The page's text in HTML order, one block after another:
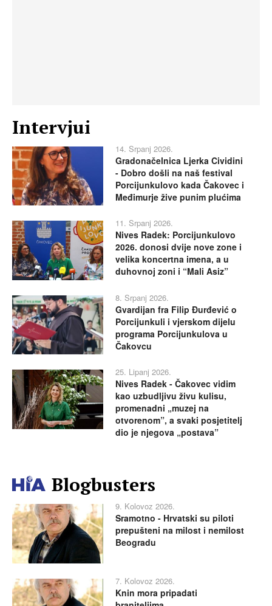
Intervjui
14. Srpanj 2026.
Gradonačelnica Ljerka Cividini
- Dobro došli na naš festival
Porcijunkulovo kada Čakovec i
Međimurje žive punim plućima
11. Srpanj 2026.
Nives Radek: Porcijunkulovo
2026. donosi dvije nove zone i
velika koncertna imena, a u
duhovnoj zoni i “Mali Asiz”
8. Srpanj 2026.
Gvardijan fra Filip Đurđević o
Porcijunkuli i vjerskom dijelu
programa Porcijunkulova u
Čakovcu
25. Lipanj 2026.
Nives Radek - Čakovec vidim
kao uzbudljivu živu kulisu,
promenadni „muzej na
otvorenom”, a svaki posjetitelj
dio je njegova „postava”
Blogbusters
9. Kolovoz 2026.
Sramotno - Hrvatski su piloti
prepušteni na milost i nemilost
Beogradu
7. Kolovoz 2026.
Knin mora pripadati